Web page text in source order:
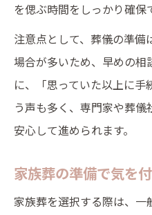
を偲ぶ時間をしっかり確保
注意点として、葬儀の準備
場合が多いため、早めの相
に、「思っていた以上に
う声も多く、専門家や葬
安心して進められます。
家族葬の準備で気を
家族葬を選択する際は、